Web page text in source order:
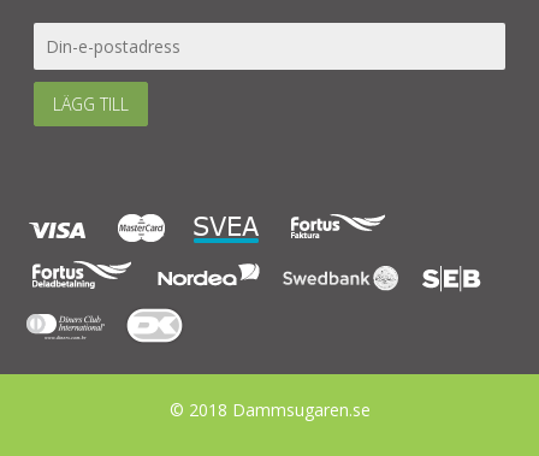
LÄGG TILL
© 2018 Dammsugaren.se